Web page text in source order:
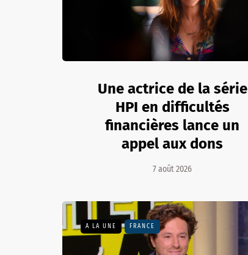
Une actrice de la série
HPI en difficultés
financières lance un
appel aux dons
7 août 2026
A LA UNE FRANCE